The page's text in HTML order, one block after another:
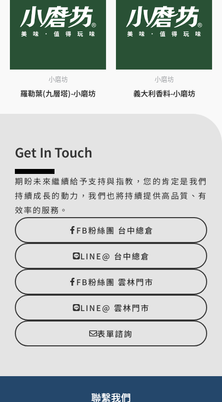
小磨坊
羅勒葉(九層塔)-小磨坊
小磨坊
義大利香料-小磨坊
Get In Touch
期盼未來繼續給予支持與指教，您的肯定是我們
持續成長的動力，我們也將持續提供高品質、有
效率的服務。
FB粉絲團 台中總倉
LINE@ 台中總倉
FB粉絲團 雲林門市
LINE@ 雲林門市
表單諮詢
聯繫我們